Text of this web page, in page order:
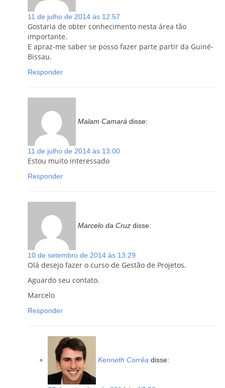
11 de julho de 2014 às 12:57
Gostaria de obter conhecimento nesta área tão
importante.
E apraz-me saber se posso fazer parte partir da Guiné-
Bissau.
Responder
Malam Camará disse:
11 de julho de 2014 às 13:00
Estou muito interessado
Responder
Marcelo da Cruz disse:
10 de setembro de 2014 às 13:29
Olá desejo fazer o curso de Gestão de Projetos.
Aguardo seu contato.
Marcelo
Responder
Kenneth Corrêa disse: